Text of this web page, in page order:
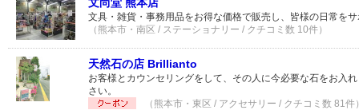
文具・雑貨・事務用品をお得な価格で販売し、皆様の日常を
（熊本市・南区 / ステーショナリー / クチコミ数 10件）
天然石の店 Brillianto
お客様とカウンセリングをして、その人に今必要な石をお入
さい。
（熊本市・東区 / アクセサリー / クチコミ数 81件